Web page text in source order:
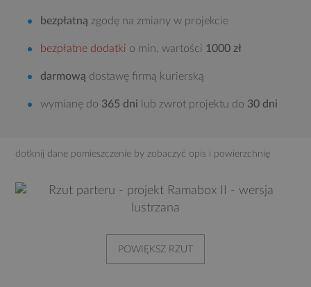
bezpłatną zgodę na zmiany w projekcie
bezpłatne dodatki o min. wartości 1000 zł
darmową dostawę firmą kurierską
wymianę do 365 dni lub zwrot projektu do 30 dni
dotknij dane pomieszczenie by zobaczyć opis i powierzchnię
POWIĘKSZ RZUT